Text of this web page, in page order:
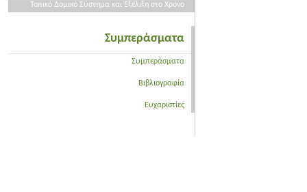
Τοπικό Δομικό Σύστημα και Εξέλιξη στο Χρόνο
Συμπεράσματα
Συμπεράσματα
Βιβλιογραφία
Ευχαριστίες